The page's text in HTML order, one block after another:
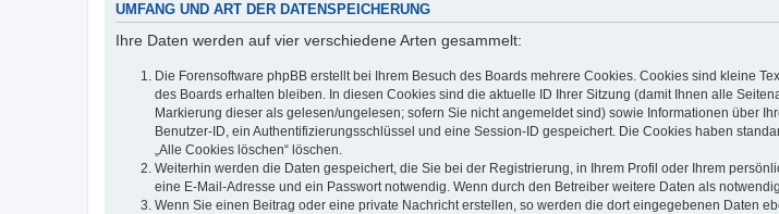
UMFANG UND ART DER DATENSPEICHERUNG
Ihre Daten werden auf vier verschiedene Arten gesammelt:
Die Forensoftware phpBB erstellt bei Ihrem Besuch des Boards mehrere Cookies. Cookies sind kleine
des Boards erhalten bleiben. In diesen Cookies sind die aktuelle ID Ihrer Sitzung (damit Ihnen alle
Markierung dieser als gelesen/ungelesen; sofern Sie nicht angemeldet sind) sowie Informationen über
Benutzer-ID, ein Authentifizierungsschlüssel und eine Session-ID gespeichert. Die Cookies haben
„Alle Cookies löschen“ löschen.
Weiterhin werden die Daten gespeichert, die Sie bei der Registrierung, in Ihrem Profil oder Ihrem
eine E-Mail-Adresse und ein Passwort notwendig. Wenn durch den Betreiber weitere Daten als
Wenn Sie einen Beitrag oder eine private Nachricht erstellen, so werden die dort eingegebenen Daten